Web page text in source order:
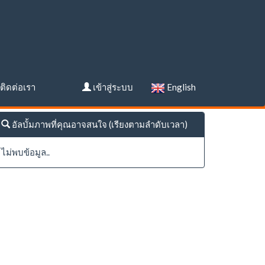
ติดต่อเรา เข้าสู่ระบบ English
อัลบั้มภาพที่คุณอาจสนใจ (เรียงตามลำดับเวลา)
ไม่พบข้อมูล..